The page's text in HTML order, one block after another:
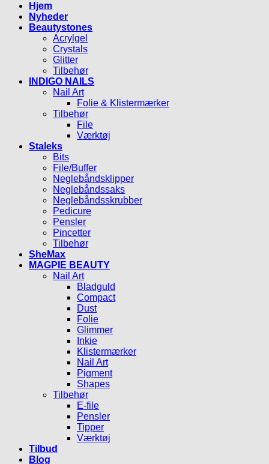
Hjem
Nyheder
Beautystones
Acrylgel
Crystals
Glitter
Tilbehør
INDIGO NAILS
Nail Art
Folie & Klistermærker
Tilbehør
File
Værktøj
Staleks
Bits
File/Buffer
Neglebåndsklipper
Neglebåndssaks
Neglebåndsskrubber
Pedicure
Pensler
Pincetter
Tilbehør
SheMax
MAGPIE BEAUTY
Nail Art
Bladguld
Compact
Dust
Folie
Glimmer
Inkie
Klistermærker
Nail Art
Pigment
Shapes
Tilbehør
E-file
Pensler
Tipper
Værktøj
Tilbud
Blog